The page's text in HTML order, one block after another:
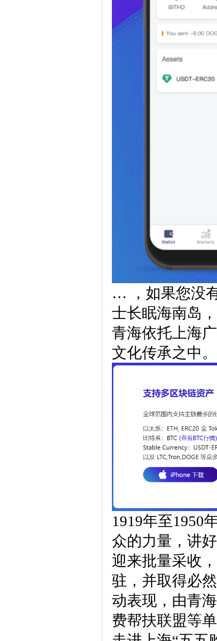
… ，如果您没
士长眠海南岛
青海依托上海
文化传承之中。
1919年至1950
众的力量，讲
迎来批量采收
驻，并取得必
动表现，由青
费帮扶联盟等